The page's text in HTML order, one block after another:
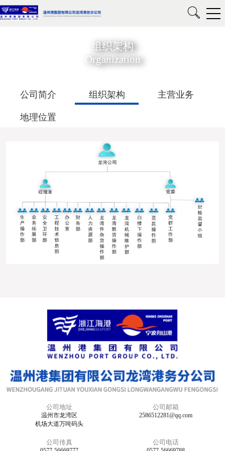
组织架构
Organization
公司简介 组织架构 主营业务
地理位置
公司地址
温州市龙湾区
机场大道万吨码头
公司邮箱
2586512281@qq.com
公司传真 公司电话